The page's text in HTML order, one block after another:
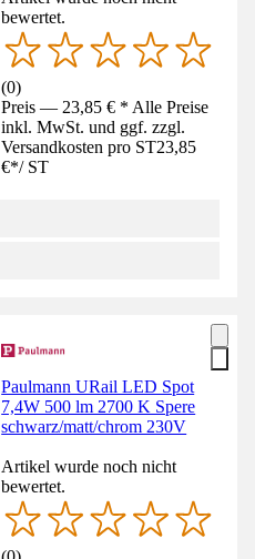
bewertet.
(0)
Preis — 23,85 € * Alle Preise
inkl. MwSt. und ggf. zzgl.
Versandkosten pro ST23,85
€*/ ST
Paulmann URail LED Spot
7,4W 500 lm 2700 K Spere
schwarz/matt/chrom 230V
Artikel wurde noch nicht
bewertet.